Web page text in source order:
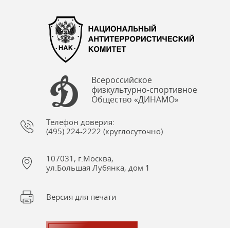
Всероссийское
физкультурно-спортивное
Общество «ДИНАМО»
Телефон доверия:
(495) 224-2222 (круглосуточно)
107031, г.Москва,
ул.Большая Лубянка, дом 1
Версия для печати